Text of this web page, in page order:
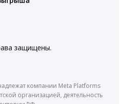
защищены.
компании Meta Platforms
организацией, деятельность